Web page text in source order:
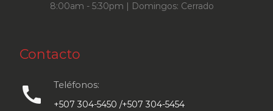
8:00am - 5:30pm | Domingos: Cerrado
Contacto
call Teléfonos:
+507 304-5450 /+507 304-5454